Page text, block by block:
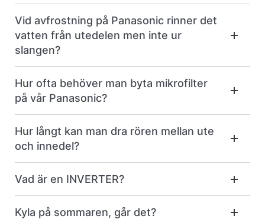
Vid avfrostning på Panasonic rinner det
vatten från utedelen men inte ur
slangen?
Hur ofta behöver man byta mikrofilter
på vår Panasonic?
Hur långt kan man dra rören mellan ute
och innedel?
Vad är en INVERTER?
Kyla på sommaren, går det?